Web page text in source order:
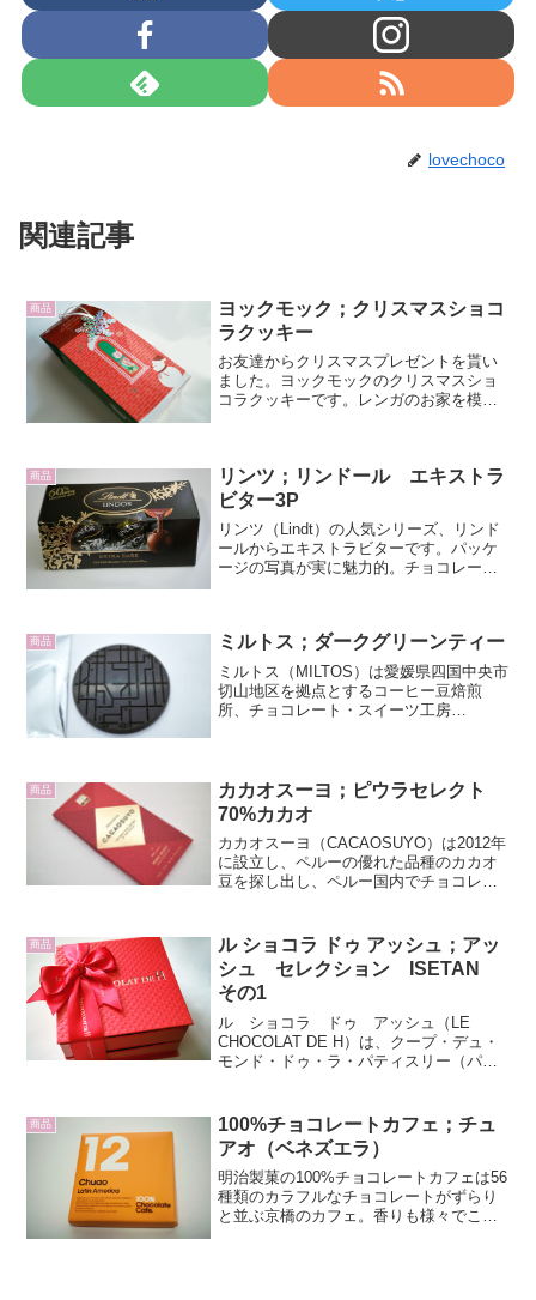
lovechoco
関連記事
商品
ヨックモック；クリスマスショコ
ラクッキー
お友達からクリスマスプレゼントを貰い
ました。ヨックモックのクリスマスショ
コラクッキーです。レンガのお家を模し
ショコラと焼ショコラの2...
商品
リンツ；リンドール エキストラ
ビター3P
リンツ（Lindt）の人気シリーズ、リンド
ールからエキストラビターです。パッケ
ージの写真が実に魅力的。チョコレート
かな口溶けのビターチ...
商品 ミルトス；ダークグリーンティー
ミルトス（MILTOS）は愛媛県四国中央市
切山地区を拠点とするコーヒー豆焙煎
所、チョコレート・スイーツ工房
ヒー...
商品
カカオスーヨ；ピウラセレクト
70%カカオ
カカオスーヨ（CACAOSUYO）は2012年
に設立し、ペルーの優れた品種のカカオ
豆を探し出し、ペルー国内でチョコレー
使うカカオの絶対的なトレーサビリティ
を保証し、イン...
商品
ル ショコラ ドゥ アッシュ；アッ
シュ セレクション ISETAN
その1
ル ショコラ ドゥ アッシュ（LE
CHOCOLAT DE H）は、クープ・デュ・
モンド・ドゥ・ラ・パティスリー（パテ
をもたらした辻口博啓氏が手がけるショ
コラトリーです...
商品
100%チョコレートカフェ；チュ
アオ（ベネズエラ）
明治製菓の100%チョコレートカフェは56
種類のカラフルなチョコレートがずらり
と並ぶ京橋のカフェ。香りも様々でこれ